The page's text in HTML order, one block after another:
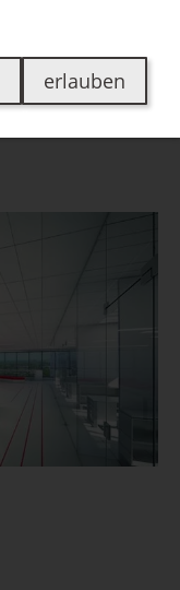
Bewertungen
erlauben